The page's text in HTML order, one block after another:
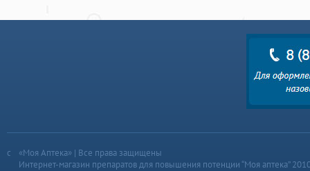
«Моя Аптека» | Все права защищены
Интернет-магазин препаратов для повышения потенции “Моя аптека”